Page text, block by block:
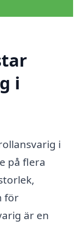
i
i
på flera
för
är en